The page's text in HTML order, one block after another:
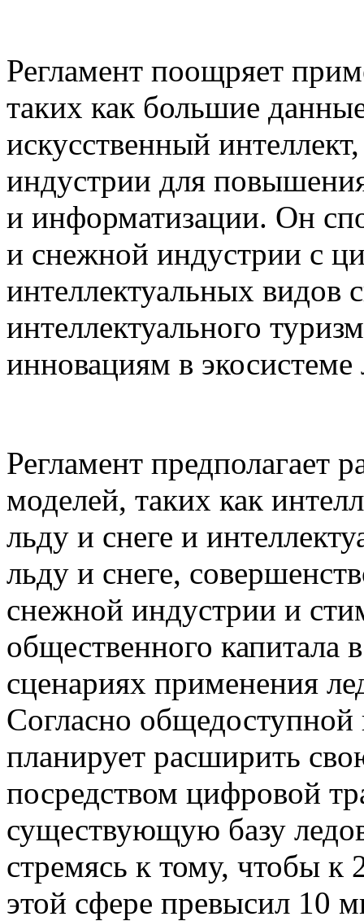
Регламент поощряет
таких как большие
искусственный
индустрии для
и информатизации. Он
и снежной индустрии с
интеллектуальных видов
интеллектуального
инновациям в
Регламент предполагает
моделей, таких как
льду и снеге и
льду и снеге,
снежной индустрии и
общественного капитала
сценариях применения
Согласно
планирует расширить
посредством цифровой
существующую базу
стремясь к тому, чтобы к
этой сфере превысил 10